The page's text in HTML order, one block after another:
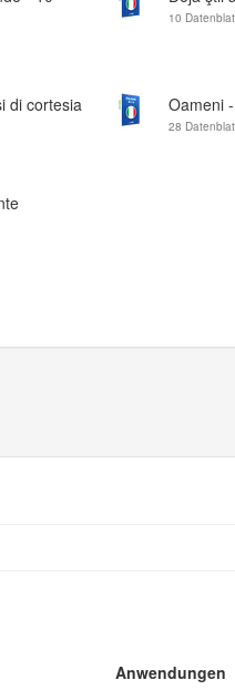
10
di cortesia Oameni
28
Anwendungen